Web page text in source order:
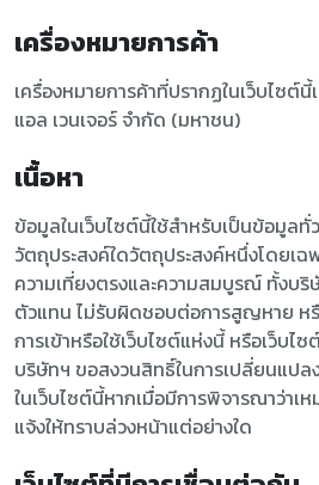
เครื่องหมายการค้า
เครื่องหมายการค้าที่ปรากฏในเว็บไซต์
แอล เวนเจอร์ จำกัด (มหาชน)
เนื้อหา
ข้อมูลในเว็บไซต์นี้ใช้สำหรับเป็นข้อมูลทั่
วัตถุประสงค์ใดวัตถุประสงค์หนึ่งโดยเฉ
ความเที่ยงตรงและความสมบูรณ์ ทั้งบ
ตัวแทน ไม่รับผิดชอบต่อการสูญหาย ห
การเข้าหรือใช้เว็บไซต์แห่งนี้ หรือเว็บไ
บริษัทฯ ขอสงวนสิทธิ์ในการเปลี่ยนแป
ในเว็บไซต์นี้หากเมื่อมีการพิจารณาว่าเ
แจ้งให้ทราบล่วงหน้าแต่อย่างใด